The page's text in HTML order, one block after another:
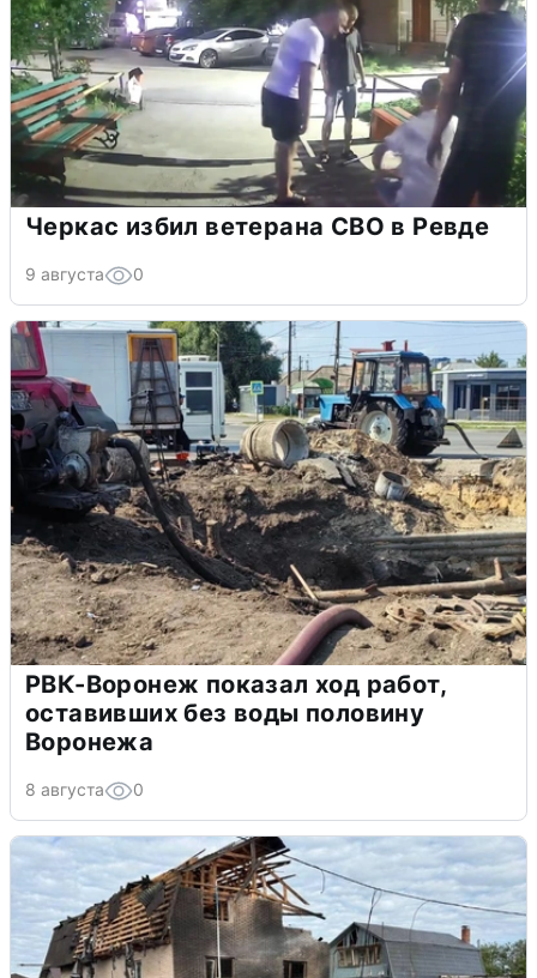
Черкас избил ветерана СВО в Ревде
9 августа 0
РВК-Воронеж показал ход работ,
оставивших без воды половину
Воронежа
8 августа 0